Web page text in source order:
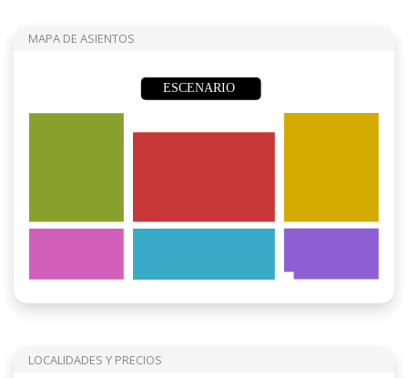
MAPA DE ASIENTOS
ESCENARIO
LOCALIDADES Y PRECIOS